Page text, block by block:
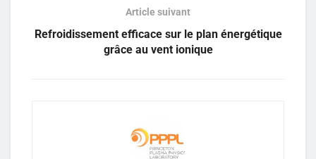
Article suivant
Refroidissement efficace sur le plan énergétique
grâce au vent ionique